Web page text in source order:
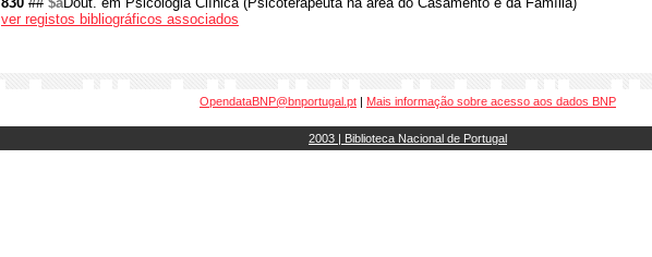
ver registos bibliográficos associados
OpendataBNP@bnportugal.pt | Mais informação sobre acesso aos dados BNP
2003 | Biblioteca Nacional de Portugal